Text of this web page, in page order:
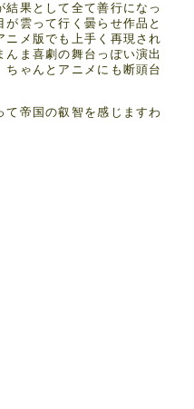
果として全て善行になっ
雲って行く曇らせ作品と
ニメ版でも上手く再現され
ま喜劇の舞台っぽい演出
ちゃんとアニメにも断頭台
て帝国の叡智を感じますわ